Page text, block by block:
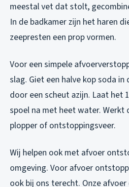
meestal vet dat stolt,
In de badkamer zijn het haren
zeepresten een prop vormen.
Voor een simpele
slag. Giet een halve kop soda
door een scheut azijn. Laat het
spoel na met heet water. Werkt
plopper of ontstoppingsveer.
Wij helpen ook met afvoer
omgeving. Voor afvoer
ook bij ons terecht. Onze